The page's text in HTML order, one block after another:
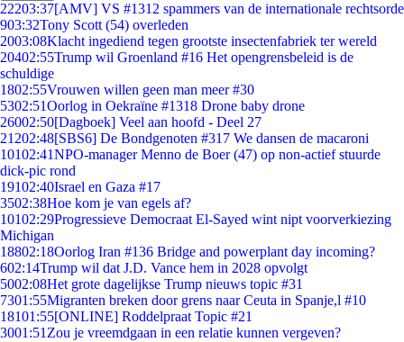
22203:37[AMV] VS #1312 spammers van de internationale rechtsorde
903:32Tony Scott (54) overleden
2003:08Klacht ingediend tegen grootste insectenfabriek ter wereld
20402:55Trump wil Groenland #16 Het opengrensbeleid is de
schuldige
1802:55Vrouwen willen geen man meer #30
5302:51Oorlog in Oekraïne #1318 Drone baby drone
26002:50[Dagboek] Veel aan hoofd - Deel 27
21202:48[SBS6] De Bondgenoten #317 We dansen de macaroni
10102:41NPO-manager Menno de Boer (47) op non-actief stuurde
dick-pic rond
19102:40Israel en Gaza #17
3502:38Hoe kom je van egels af?
10102:29Progressieve Democraat El-Sayed wint nipt voorverkiezing
Michigan
18802:18Oorlog Iran #136 Bridge and powerplant day incoming?
602:14Trump wil dat J.D. Vance hem in 2028 opvolgt
5002:08Het grote dagelijkse Trump nieuws topic #31
7301:55Migranten breken door grens naar Ceuta in Spanje,l #10
18101:55[ONLINE] Roddelpraat Topic #21
3001:51 Zou je vreemdgaan in een relatie kunnen vergeven?